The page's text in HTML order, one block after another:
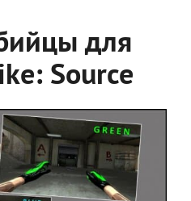
для
Source